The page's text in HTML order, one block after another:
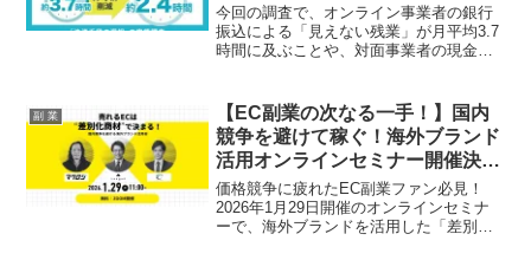
今回の調査で、オンライン事業者の銀行
振込による「見えない残業」が月平均3.7
時間に及ぶことや、対面事業者の現金依
化で業務時間を約4割削減できる可能性が
あり、副業の効率化と売上向上に繋がる
最新情報をお届けします。
副 業
【EC副業の次なる一手！】国内
競争を避けて稼ぐ！海外ブランド
活用オンラインセミナー開催決
定！
価格競争に疲れたEC副業ファン必見！
2026年1月29日開催のオンラインセミナ
ーで、海外ブランドを活用した「差別化